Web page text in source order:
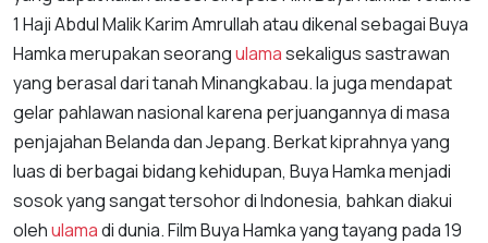
1 Haji Abdul Malik Karim Amrullah atau dikenal sebagai Buya
Hamka merupakan seorangulamasekaligus sastrawan
yang berasal dari tanah Minangkabau. Ia juga mendapat
gelar pahlawan nasional karena perjuangannya di masa
penjajahan Belanda dan Jepang. Berkat kiprahnya yang
luas di berbagai bidang kehidupan, Buya Hamka menjadi
sosok yang sangat tersohor di Indonesia, bahkan diakui
olehulamadi dunia. Film Buya Hamka yang tayang pada 19